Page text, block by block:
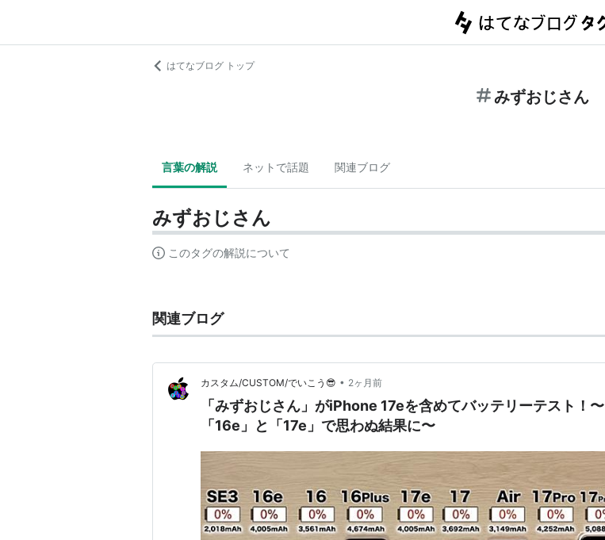
はてなブログ トップ
みずおじさん
言葉の解説 ネットで話題 関連ブログ
みずおじさん
このタグの解説について
関連ブログ
カスタム/CUSTOM/でいこう😎 • 2ヶ月前
「みずおじさん」がiPhone 17eを含めてバッテリーテスト！〜
「16e」と「17e」で思わぬ結果に〜